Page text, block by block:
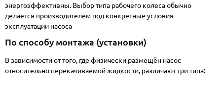
энергоэффективны. Выбор типа рабочего колеса обычно
делается производителем под конкретные условия
эксплуатации насоса
По способу монтажа (установки)
В зависимости от того, где физически размещён насос
относительно перекачиваемой жидкости, различают три типа: